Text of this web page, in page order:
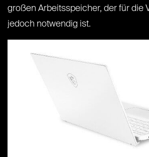
großen Arbeitsspeicher, der für die
jedoch notwendig ist.